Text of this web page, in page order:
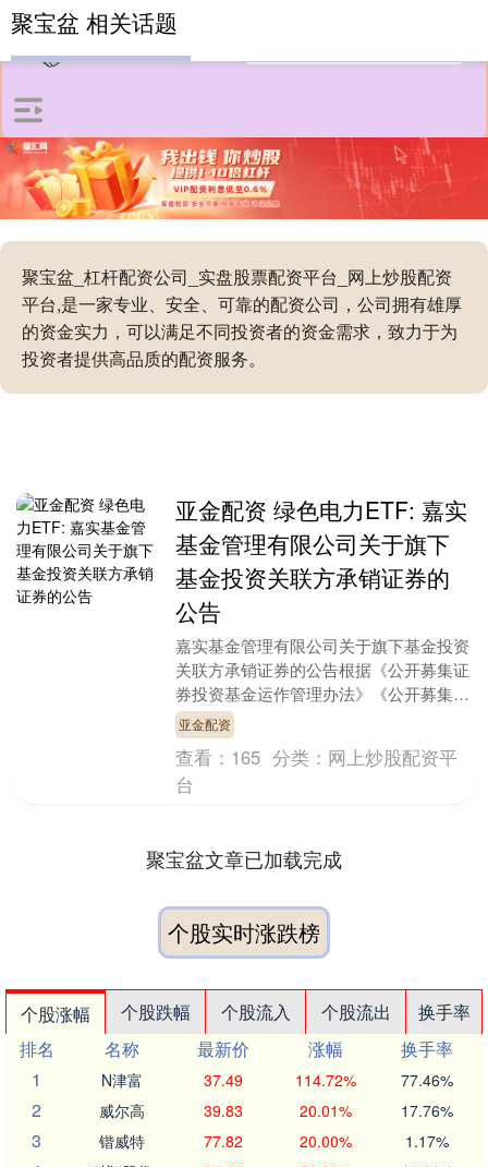
聚宝盆_杠杆配资公司_实盘股票配资平台_网上炒股配资
平台,是一家专业、安全、可靠的配资公司，公司拥有雄厚
的资金实力，可以满足不同投资者的资金需求，致力于为
投资者提供高品质的配资服务。
聚宝盆 相关话题
亚金配资 绿色电力ETF: 嘉实
基金管理有限公司关于旗下
基金投资关联方承销证券的
公告
嘉实基金管理有限公司关于旗下基金投资
关联方承销证券的公告根据《公开募集证
券投资基金运作管理办法》《公开募集证
券投资基金信息披露管理办法》及相关法
律法规、基金合同....
亚金配资
查看： 165 分类： 网上炒股配资平
台
聚宝盆文章已加载完成
个股实时涨跌榜
个股涨幅 个股跌幅 个股流入 个股流出
换手率
排名
名称 最新价 涨幅
换手率
1
N津富 37.49 114.72% 77.46%
2 威尔高 39.83 20.01% 17.76%
3 锴威特 77.82 20.00% 1.17%